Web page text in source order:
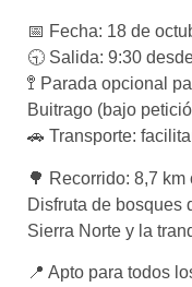
📅 Fecha: 18 de
🕤 Salida: 9:30
🚏 Parada opcional
Buitrago (bajo
🚗 Transporte:
🌳 Recorrido: 8,7
Disfruta de bosques
Sierra Norte y la
📍 Apto para todos